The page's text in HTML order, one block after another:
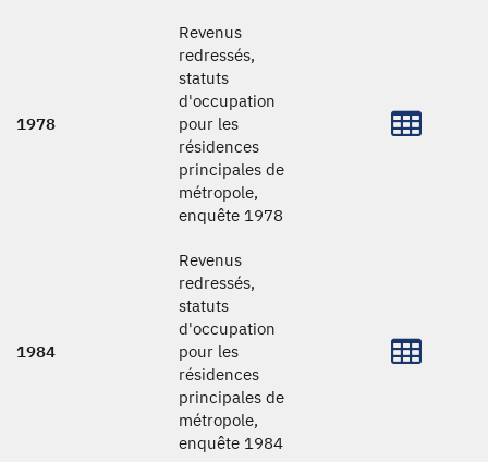
1978
Revenus
redressés,
statuts
d'occupation
pour les
résidences
principales de
métropole,
enquête 1978
1984
Revenus
redressés,
statuts
d'occupation
pour les
résidences
principales de
métropole,
enquête 1984